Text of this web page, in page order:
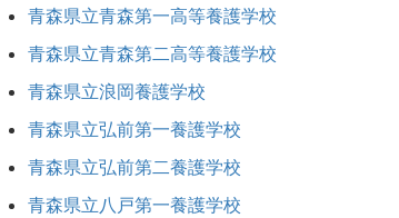
青森県立青森第一高等養護学校
青森県立青森第二高等養護学校
青森県立浪岡養護学校
青森県立弘前第一養護学校
青森県立弘前第二養護学校
青森県立八戸第一養護学校